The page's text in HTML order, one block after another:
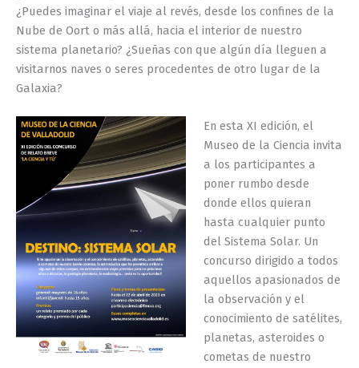
¿Puedes imaginar el viaje al revés, desde los confines de la
Nube de Oort o más allá, hacia el interior de nuestro
sistema planetario? ¿Sueñas con que algún día lleguen a
visitarnos naves o seres procedentes de otro lugar de la
Galaxia?
En esta XI edición, el
Museo de la Ciencia invita
a los participantes a
poner rumbo desde
donde ellos quieran
hasta cualquier punto
del Sistema Solar. Un
concurso dirigido a todos
aquellos apasionados de
la observación y el
conocimiento de satélites,
planetas, asteroides o
cometas de nuestro